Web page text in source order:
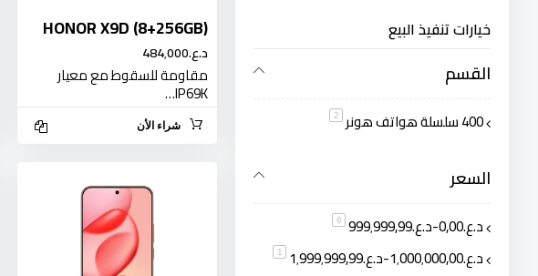
HONOR X9D (8+256GB)
د.ع.‏484٬000
مقاومة للسقوط مع معيار
IP69K…
شراء الأن
خيارات تنفيذ البيع
القسم
400 سلسلة هواتف هونر 2
السعر
د.ع.‏0٫00 -د.ع.‏999٬999٫99 6قطعة
د.ع.‏1٬000٬000٫00 -د.ع.‏1٬999٬999٫99 1